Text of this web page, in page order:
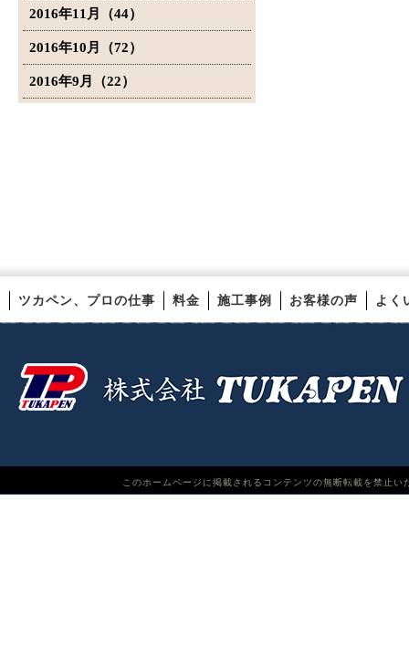
2016年11月（44）
2016年10月（72）
2016年9月（22）
ツカペン、プロの仕事 料金 施工事例 お客様の声 よく
このホームページに掲載されるコンテンツの無断転載を禁